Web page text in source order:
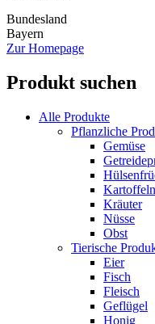
Bundesland
Bayern
Zur Homepage
Produkt suchen
Alle Produkte
Pflanzliche
Gemüse
Kartoffeln
Kräuter
Nüsse
Obst
Tierische
Eier
Fisch
Fleisch
Geflügel
Honig